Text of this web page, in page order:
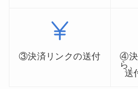
③決済リンクの送付
④決
ら
送